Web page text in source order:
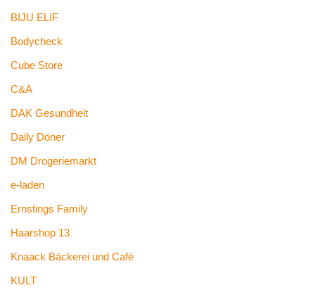
BIJU ELIF
Bodycheck
Cube Store
C&A
DAK Gesundheit
Daily Döner
DM Drogeriemarkt
e-laden
Ernstings Family
Haarshop 13
Knaack Bäckerei und Café
KULT